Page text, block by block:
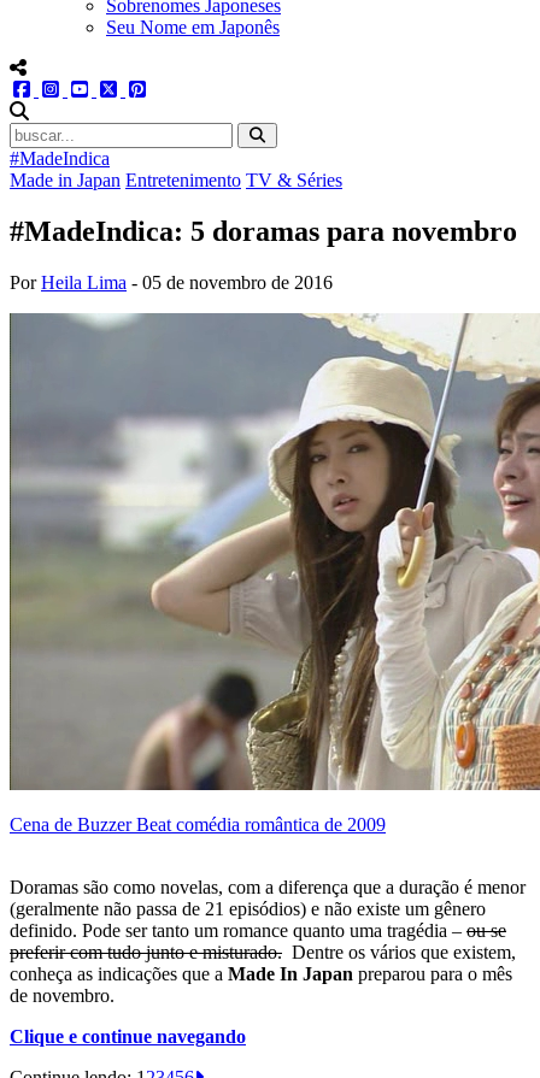
Sobrenomes Japoneses
Seu Nome em Japonês
menu redes social
facebookinstagram
youtube
twitter
#MadeIndica
Made in Japan Entretenimento TV & Séries
#MadeIndica: 5 doramas para novembro
PorHeila Lima - 05 de novembro de 2016
Cena de Buzzer Beat comédia romântica de 2009
Doramas são como novelas, com a diferença que a duração é menor
(geralmente não passa de 21 episódios) e não existe um gênero
definido. Pode ser tanto um romance quanto uma tragédia – ou se
preferir com tudo junto e misturado. Dentre os vários que existem,
conheça as indicações que a Made In Japan preparou para o mês
de novembro.
Clique e continue navegando